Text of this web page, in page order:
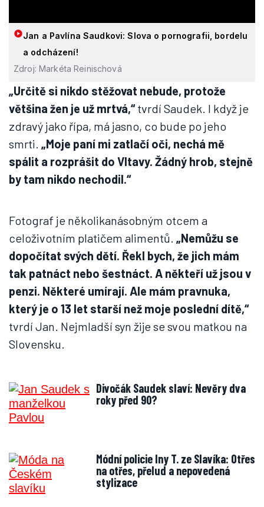
Jan a Pavlína Saudkovi: Slova o pornografii, bordelu
a odcházení!
Zdroj: Markéta Reinischová
„Určitě si nikdo stěžovat nebude, protože
většina žen je už mrtvá,“tvrdí Saudek. I když je
zdravý jako řípa, má jasno, co bude po jeho
smrti. „Moje paní mi zatlačí oči, nechá mě
spálit a rozprášit do Vltavy. Žádný hrob, stejně
by tam nikdo nechodil.“
Fotograf je několikanásobným otcem a
celoživotním platičem alimentů. „Nemůžu se
dopočítat svých dětí. Řekl bych, že jich mám
tak patnáct nebo šestnáct. A někteří už jsou v
penzi. Některé umírají. Ale mám pravnuka,
který je o 13 let starší než moje poslední dítě,“
tvrdí Jan. Nejmladší syn žije se svou matkou na
Slovensku.
Divočák Saudek slaví: Nevěry dva
roky před 90?
Módní policie Iny T. ze Slavíka: Otřes
na otřes, přelud a nepovedená
stylizace